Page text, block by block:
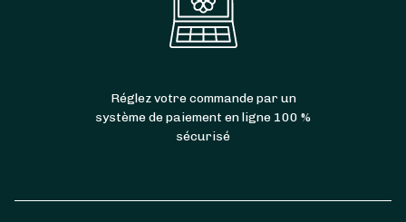
Réglez votre commande par un
système de paiement en ligne 100 %
sécurisé